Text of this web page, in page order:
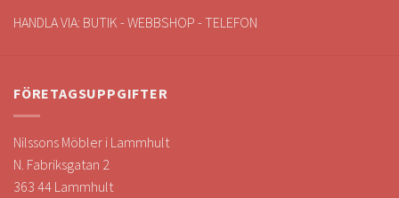
HANDLA VIA: BUTIK - WEBBSHOP - TELEFON
FÖRETAGSUPPGIFTER
Nilssons Möbler i Lammhult
N. Fabriksgatan 2
363 44 Lammhult